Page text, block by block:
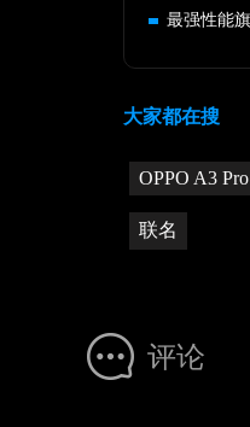
大家都在搜
OPPO A3 Pro
联名
评论